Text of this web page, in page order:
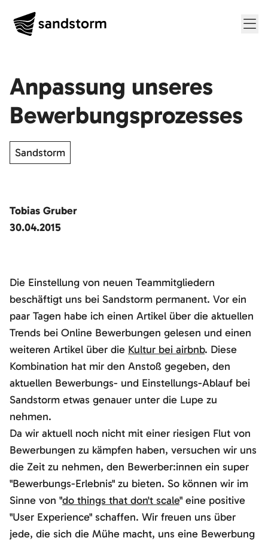
Anpassung unseres
Bewerbungsprozesses
Sandstorm
Tobias Gruber
30.04.2015
Die Einstellung von neuen Teammitgliedern
beschäftigt uns bei Sandstorm permanent. Vor ein
paar Tagen habe ich einen Artikel über die aktuellen
Trends bei Online Bewerbungen gelesen und einen
weiteren Artikel über die Kultur bei airbnb. Diese
Kombination hat mir den Anstoß gegeben, den
aktuellen Bewerbungs- und Einstellungs-Ablauf bei
Sandstorm etwas genauer unter die Lupe zu
nehmen.
Da wir aktuell noch nicht mit einer riesigen Flut von
Bewerbungen zu kämpfen haben, versuchen wir uns
die Zeit zu nehmen, den Bewerber:innen ein super
"Bewerbungs-Erlebnis" zu bieten. So können wir im
Sinne von "do things that don't scale" eine positive
"User Experience" schaffen. Wir freuen uns über
jede, die sich die Mühe macht, uns eine Bewerbung